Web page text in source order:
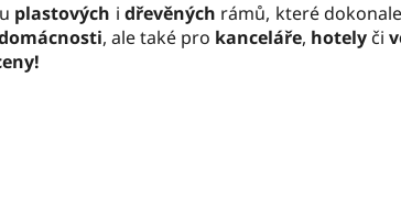
plastových i dřevěných rámů, které
, ale také pro kanceláře, hotelyči